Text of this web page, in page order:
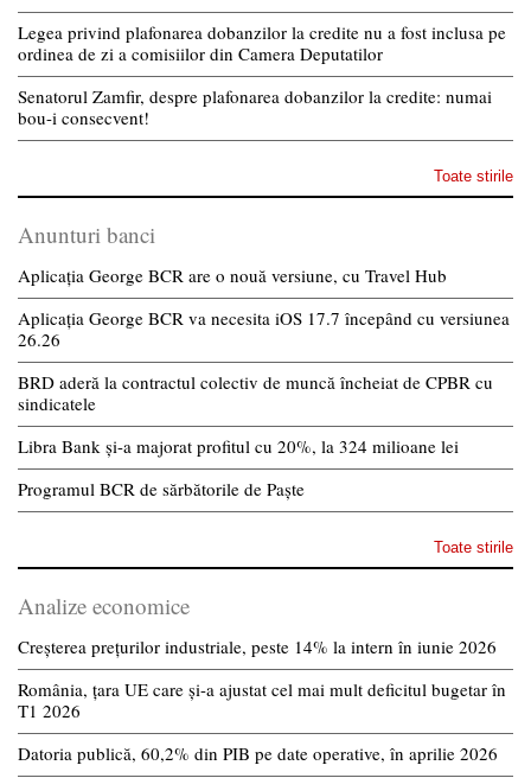
Legea privind plafonarea dobanzilor la credite nu a fost inclusa pe
ordinea de zi a comisiilor din Camera Deputatilor
Senatorul Zamfir, despre plafonarea dobanzilor la credite: numai
bou-i consecvent!
Toate stirile
Anunturi banci
Aplicația George BCR are o nouă versiune, cu Travel Hub
Aplicația George BCR va necesita iOS 17.7 începând cu versiunea
26.26
BRD aderă la contractul colectiv de muncă încheiat de CPBR cu
sindicatele
Libra Bank și-a majorat profitul cu 20%, la 324 milioane lei
Programul BCR de sărbătorile de Paște
Toate stirile
Analize economice
Creșterea prețurilor industriale, peste 14% la intern în iunie 2026
România, țara UE care și-a ajustat cel mai mult deficitul bugetar în
T1 2026
Datoria publică, 60,2% din PIB pe date operative, în aprilie 2026